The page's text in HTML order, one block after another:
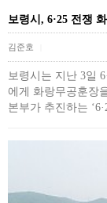
보령시, 6·25 전쟁
김준호
보령시는 지난 3일
에게 화랑무공훈장
본부가 추진하는